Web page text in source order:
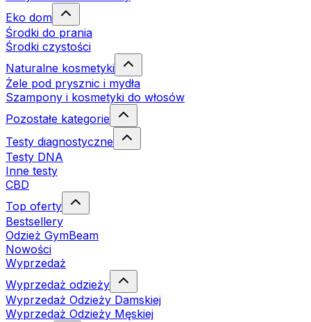
Eko dom
Środki do prania
Środki czystości
Naturalne kosmetyki
Żele pod prysznic i mydła
Szampony i kosmetyki do włosów
Pozostałe kategorie
Testy diagnostyczne
Testy DNA
Inne testy
CBD
Top oferty
Bestsellery
Odzież GymBeam
Nowości
Wyprzedaż
Wyprzedaż odzieży
Wyprzedaż Odzieży Damskiej
Wyprzedaż Odzieży Męskiej